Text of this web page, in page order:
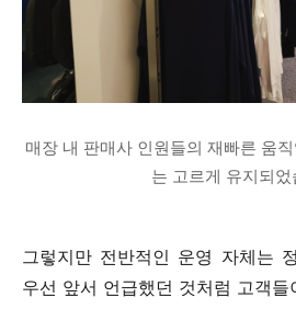
매장 내 판매사 인원들의 재빠른 움
는 고르게 유지되었
그렇지만 전반적인 운영 자체는
우선 앞서 언급했던 것처럼 고객